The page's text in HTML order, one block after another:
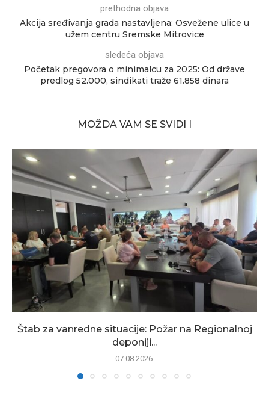
prethodna objava
Akcija sređivanja grada nastavljena: Osvežene ulice u
užem centru Sremske Mitrovice
sledeća objava
Početak pregovora o minimalcu za 2025: Od države
predlog 52.000, sindikati traže 61.858 dinara
MOŽDA VAM SE SVIDI I
Štab za vanredne situacije: Požar na Regionalnoj
deponiji...
07.08.2026.